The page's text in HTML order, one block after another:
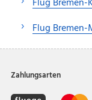
Flug Bremen-